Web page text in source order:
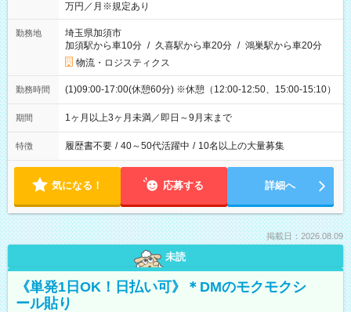
万円／月※規定あり
勤務地
埼玉県加須市
加須駅から車10分 / 久喜駅から車20分 / 鴻巣駅から車20分
物流・ロジスティクス
勤務時間 (1)09:00-17:00(休憩60分) ※休憩（12:00-12:50、15:00-15:10）
期間 1ヶ月以上3ヶ月未満／即日～9月末まで
特徴 履歴書不要 / 40～50代活躍中 / 10名以上の大量募集
気になる！ 応募する 詳細へ
掲載日：2026.08.09
未読
《単発1日OK！日払い可》＊DMのモクモクシ
ール貼り